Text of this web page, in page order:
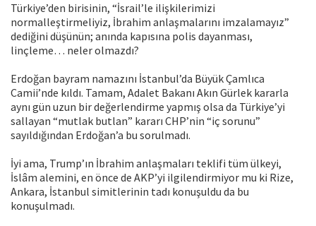
Türkiye’den birisinin, “İsrail’le ilişkilerimizi
normalleştirmeliyiz, İbrahim anlaşmalarını imzalamayız”
dediğini düşünün; anında kapısına polis dayanması,
linçleme… neler olmazdı?
Erdoğan bayram namazını İstanbul’da Büyük Çamlıca
Camii’nde kıldı. Tamam, Adalet Bakanı Akın Gürlek kararla
aynı gün uzun bir değerlendirme yapmış olsa da Türkiye’yi
sallayan “mutlak butlan” kararı CHP’nin “iç sorunu”
sayıldığından Erdoğan’a bu sorulmadı.
İyi ama, Trump’ın İbrahim anlaşmaları teklifi tüm ülkeyi,
İslâm alemini, en önce de AKP’yi ilgilendirmiyor mu ki Rize,
Ankara, İstanbul simitlerinin tadı konuşuldu da bu
konuşulmadı.